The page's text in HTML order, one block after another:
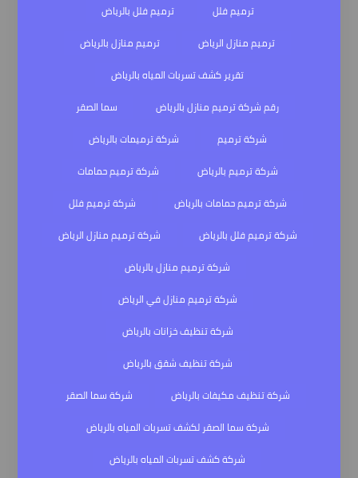
ترميم فلل
ترميم فلل بالرياض
ترميم منازل الرياض
ترميم منازل بالرياض
تقرير كشف تسربات المياه بالرياض
رقم شركة ترميم منازل بالرياض
سما الصقر
شركة ترميم
شركة ترميمات بالرياض
شركة ترميم بالرياض
شركة ترميم حمامات
شركة ترميم حمامات بالرياض
شركة ترميم فلل
شركة ترميم فلل بالرياض
شركة ترميم منازل الرياض
شركة ترميم منازل بالرياض
شركة ترميم منازل في الرياض
شركة تنظيف خزانات بالرياض
شركة تنظيف شقق بالرياض
شركة تنظيف مكيفات بالرياض
شركة سما الصقر
شركة سما الصقر لكشف تسربات المياه بالرياض
شركة كشف تسربات المياه بالرياض